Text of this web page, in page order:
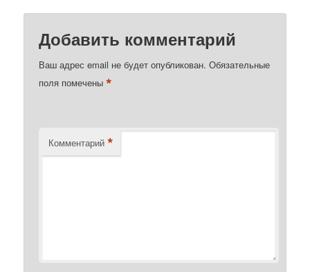
Добавить комментарий
Ваш адрес email не будет опубликован. Обязательные
поля помечены*
Комментарий *